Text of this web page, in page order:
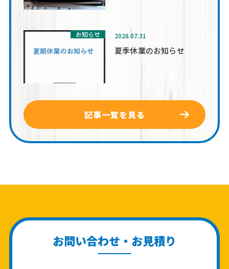
お知らせ 2026.07.31
夏季休業のお知らせ
記事一覧を見る
お問い合わせ・お見積り